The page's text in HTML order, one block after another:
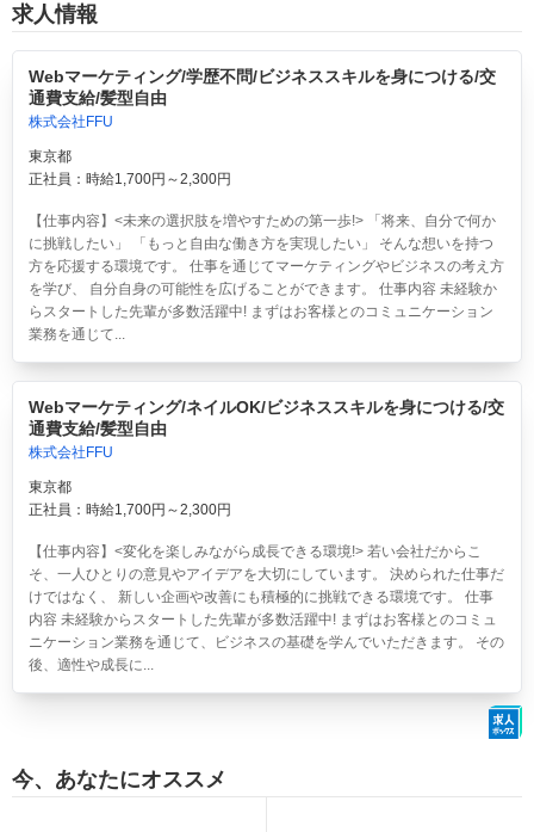
求人情報
Webマーケティング/学歴不問/ビジネススキルを身につける/交
通費支給/髪型自由
株式会社FFU
東京都
正社員：時給1,700円～2,300円
【仕事内容】<未来の選択肢を増やすための第一歩!> 「将来、自分で何か
に挑戦したい」 「もっと自由な働き方を実現したい」 そんな想いを持つ
方を応援する環境です。 仕事を通じてマーケティングやビジネスの考え方
を学び、 自分自身の可能性を広げることができます。 仕事内容 未経験か
らスタートした先輩が多数活躍中! まずはお客様とのコミュニケーション
業務を通じて...
Webマーケティング/ネイルOK/ビジネススキルを身につける/交
通費支給/髪型自由
株式会社FFU
東京都
正社員：時給1,700円～2,300円
【仕事内容】<変化を楽しみながら成長できる環境!> 若い会社だからこ
そ、一人ひとりの意見やアイデアを大切にしています。 決められた仕事だ
けではなく、 新しい企画や改善にも積極的に挑戦できる環境です。 仕事
内容 未経験からスタートした先輩が多数活躍中! まずはお客様とのコミュ
ニケーション業務を通じて、ビジネスの基礎を学んでいただきます。 その
後、適性や成長に...
今、あなたにオススメ